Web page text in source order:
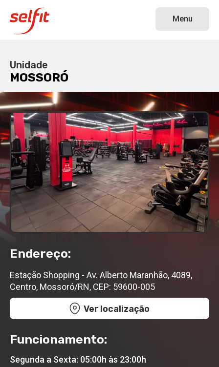
Menu
Unidade
MOSSORÓ
Endereço:
Estação Shopping - Av. Alberto Maranhão, 4089,
Centro, Mossoró/RN, CEP: 59600-005
Ver localização
Funcionamento:
Segunda a Sexta: 05:00h às 23:00h